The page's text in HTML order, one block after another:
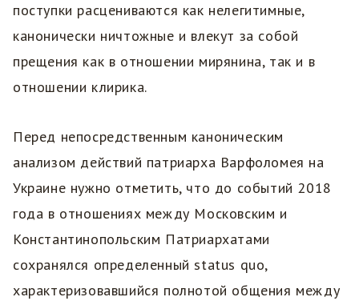
поступки расцениваются как нелегитимные,
канонически ничтожные и влекут за собой
прещения как в отношении мирянина, так и в
отношении клирика.
Перед непосредственным каноническим
анализом действий патриарха Варфоломея на
Украине нужно отметить, что до событий 2018
года в отношениях между Московским и
Константинопольским Патриархатами
сохранялся определенный status quo,
характеризовавшийся полнотой общения между